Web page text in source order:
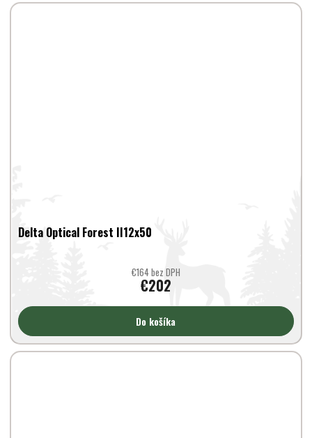
Delta Optical Forest II12x50
€164 bez DPH
€202
Do košíka